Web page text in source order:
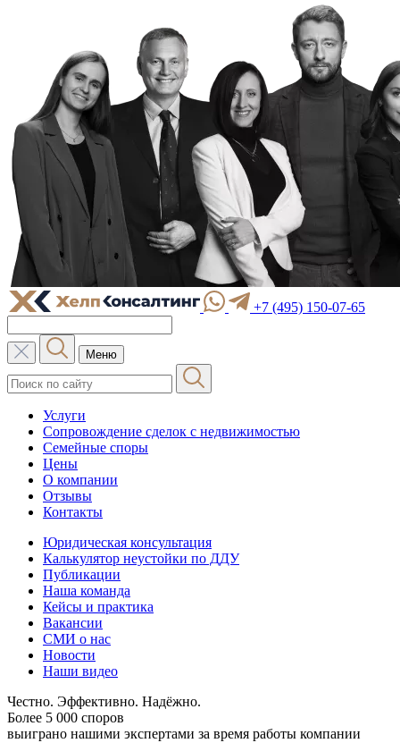
+7 (495) 150-07-65
Меню
Услуги
Сопровождение сделок с недвижимостью
Семейные споры
Цены
О компании
Отзывы
Контакты
Юридическая консультация
Калькулятор неустойки по ДДУ
Публикации
Наша команда
Кейсы и практика
Вакансии
СМИ о нас
Новости
Наши видео
Честно. Эффективно. Надёжно.
Более 5 000 споров
выиграно нашими экспертами за время работы компании